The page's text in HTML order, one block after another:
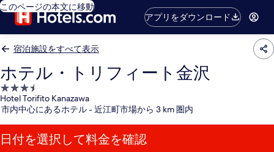
このページの本文に移動
アプリをダウンロード
宿泊施設をすべて表示
ホテル・トリフィート金沢
3.5
つ
星
宿
泊
Hotel Torifito Kanazawa
市内中心にあるホテル - 近江町市場から 3 km 圏内
日付を選択して料金を確認